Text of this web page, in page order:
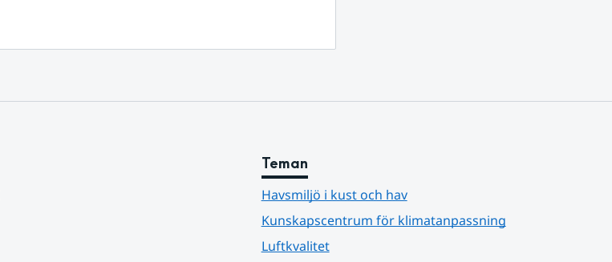
Teman
Havsmiljö i kust och hav
Kunskapscentrum för klimatanpassning
Luftkvalitet